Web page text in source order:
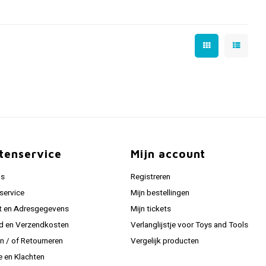
en Adresgegevens
en Verzendkosten
/ of Retourneren
en Klachten
Mijn account
Registreren
Mijn bestellingen
Mijn tickets
Verlanglijstje voor Toys and Tools
Vergelijk producten